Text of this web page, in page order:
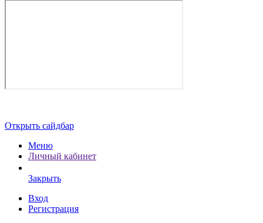
Открыть сайдбар
Меню
Личный кабинет
Закрыть
Вход
Регистрация